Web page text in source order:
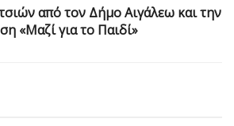
από τον Δήμο Αιγάλεω και την
«Μαζί για το Παιδί»